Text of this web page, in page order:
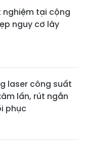
nghiệm tại cộng
nguy cơ lây
laser công suất
lấn, rút ngắn
phục